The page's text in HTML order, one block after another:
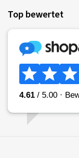
Top bewertet